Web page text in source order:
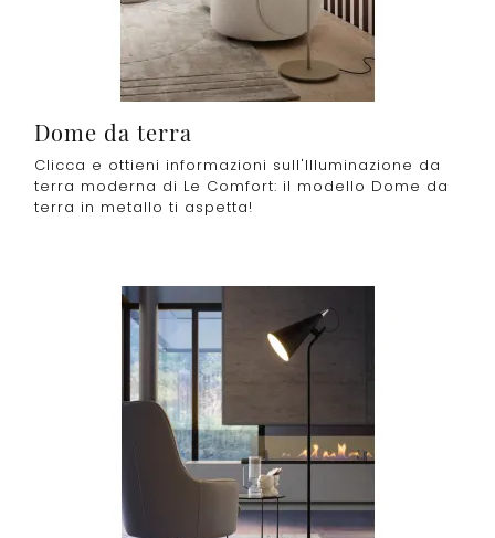
Dome da terra
Clicca e ottieni informazioni sull'Illuminazione da
terra moderna di Le Comfort: il modello Dome da
terra in metallo ti aspetta!